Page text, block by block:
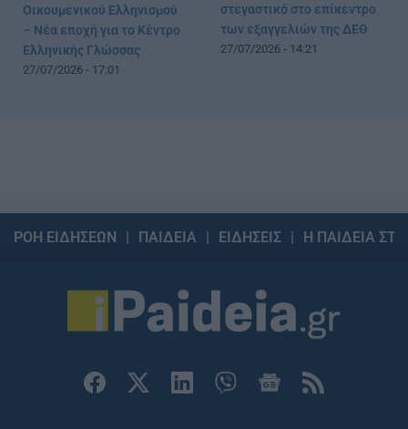
Οικουμενικού Ελληνισμού
– Νέα εποχή για το Κέντρο
Ελληνικής Γλώσσας
27/07/2026 - 17:01
στεγαστικό στο επίκεντρο
των εξαγγελιών της ΔΕΘ
27/07/2026 - 14:21
ΡΟΗ ΕΙΔΗΣΕΩΝ ΠΑΙΔΕΙΑ ΕΙΔΗΣΕΙΣ Η ΠΑΙΔΕΙΑ